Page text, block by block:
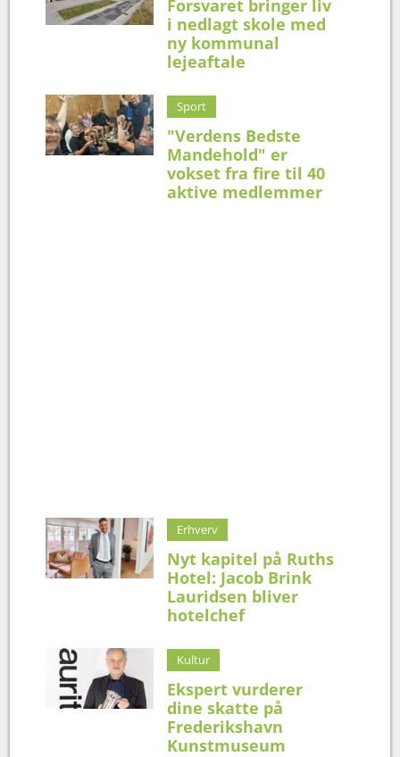
Forsvaret bringer liv
i nedlagt skole med
ny kommunal
lejeaftale
Sport
"Verdens Bedste
Mandehold" er
vokset fra fire til 40
aktive medlemmer
Erhverv
Nyt kapitel på Ruths
Hotel: Jacob Brink
Lauridsen bliver
hotelchef
Kultur
Ekspert vurderer
dine skatte på
Frederikshavn
Kunstmuseum